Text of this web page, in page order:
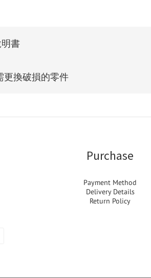
書
更換破損的零件
Purchase
Payment Method
Delivery Details
Return Policy